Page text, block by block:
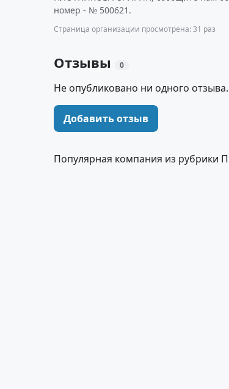
номер - № 500621.
Страница организации просмотрена: 31 раз
Отзывы 0
Не опубликовано ни одного
Добавить отзыв
Популярная компания из рубрики